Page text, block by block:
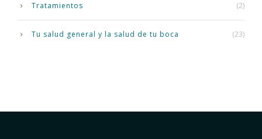
Tratamientos (2)
Tu salud general y la salud de tu boca (23)